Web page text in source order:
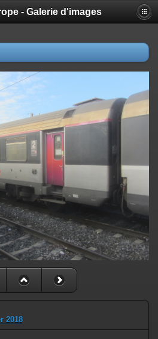
- Galerie d'images
2018